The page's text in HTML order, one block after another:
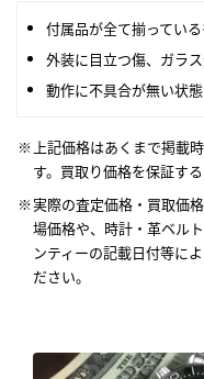
付属品が全て揃ってい
外装に目立つ傷、ガラ
動作に不具合が無い状態
上記価格はあくまで掲載
す。買取り価格を保証す
実際の査定価格・買取価
場価格や、時計・革ベル
ンティーの記載日付等に
ださい。